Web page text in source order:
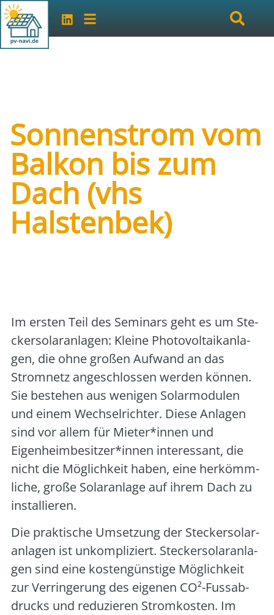
Sonnenstrom vom
Balkon bis zum
Dach (vhs
Halstenbek)
Im ers­ten Teil des Semi­nars geht es um Ste­
cker­so­lar­an­la­gen: Klei­ne Pho­to­vol­ta­ik­an­la­
gen, die ohne gro­ßen Auf­wand an das
Strom­netz ange­schlos­sen wer­den kön­nen.
Sie bestehen aus weni­gen Solar­mo­du­len
und einem Wech­sel­rich­ter. Die­se Anla­gen
sind vor allem für Mieter*innen und
Eigenheimbesitzer*innen inter­es­sant, die
nicht die Mög­lich­keit haben, eine her­kömm­
li­che, gro­ße Solar­an­la­ge auf ihrem Dach zu
instal­lie­ren.
Die prak­ti­sche Umset­zung der Ste­cker­so­lar­
an­la­gen ist unkom­pli­ziert. Ste­cker­so­lar­an­la­
gen sind eine kos­ten­güns­ti­ge Mög­lich­keit
zur Ver­rin­ge­rung des eige­nen CO²-Fuss­ab­
drucks und redu­zie­ren Strom­kos­ten. Im